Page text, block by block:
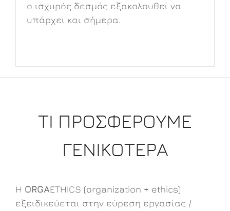
ο ισχυρός δεσμός εξακολουθεί να
υπάρχει και σήμερα.
ΤΙ ΠΡΟΣΦΕΡΟΥΜΕ
ΓΕΝΙΚΟΤΕΡΑ
Η ORGAETHICS (organization + ethics)
εξειδικεύεται στην εύρεση εργασίας /